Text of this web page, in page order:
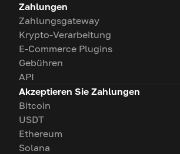
Zahlungen
Zahlungsgateway
Krypto-Verarbeitung
E-Commerce Plugins
Gebühren
API
Akzeptieren Sie Zahlungen
Bitcoin
USDT
Ethereum
Solana